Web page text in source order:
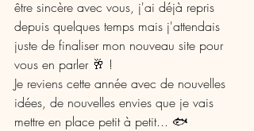
être sincère avec vous, j'ai déjà repris
depuis quelques temps mais j'attendais
juste de finaliser mon nouveau site pour
vous en parler 🥂 !
Je reviens cette année avec de nouvelles
idées, de nouvelles envies que je vais
mettre en place petit à petit... 🐟